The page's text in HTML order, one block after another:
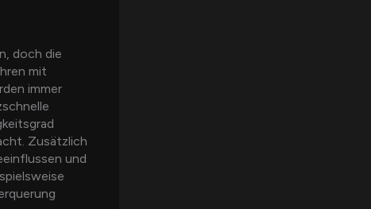
doch die
mit
immer
Zusätzlich
und